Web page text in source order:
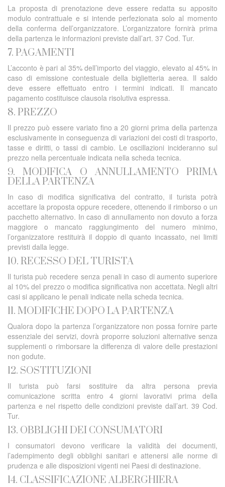
La proposta di prenotazione deve essere redatta su apposito
modulo contrattuale e si intende perfezionata solo al momento
della conferma dell’organizzatore. L’organizzatore fornirà prima
della partenza le informazioni previste dall’art. 37 Cod. Tur.
7. PAGAMENTI
L’acconto è pari al 35% dell’importo del viaggio, elevato al 45% in
caso di emissione contestuale della biglietteria aerea. Il saldo
deve essere effettuato entro i termini indicati. Il mancato
pagamento costituisce clausola risolutiva espressa.
8. PREZZO
Il prezzo può essere variato fino a 20 giorni prima della partenza
esclusivamente in conseguenza di variazioni dei costi di trasporto,
tasse e diritti, o tassi di cambio. Le oscillazioni incideranno sul
prezzo nella percentuale indicata nella scheda tecnica.
9. MODIFICA O ANNULLAMENTO PRIMA
DELLA PARTENZA
In caso di modifica significativa del contratto, il turista potrà
accettare la proposta oppure recedere, ottenendo il rimborso o un
pacchetto alternativo. In caso di annullamento non dovuto a forza
maggiore o mancato raggiungimento del numero minimo,
l’organizzatore restituirà il doppio di quanto incassato, nei limiti
previsti dalla legge.
10. RECESSO DEL TURISTA
Il turista può recedere senza penali in caso di aumento superiore
al 10% del prezzo o modifica significativa non accettata. Negli altri
casi si applicano le penali indicate nella scheda tecnica.
11. MODIFICHE DOPO LA PARTENZA
Qualora dopo la partenza l’organizzatore non possa fornire parte
essenziale dei servizi, dovrà proporre soluzioni alternative senza
supplementi o rimborsare la differenza di valore delle prestazioni
non godute.
12. SOSTITUZIONI
Il turista può farsi sostituire da altra persona previa
comunicazione scritta entro 4 giorni lavorativi prima della
partenza e nel rispetto delle condizioni previste dall’art. 39 Cod.
Tur.
13. OBBLIGHI DEI CONSUMATORI
I consumatori devono verificare la validità dei documenti,
l’adempimento degli obblighi sanitari e attenersi alle norme di
prudenza e alle disposizioni vigenti nei Paesi di destinazione.
14. CLASSIFICAZIONE ALBERGHIERA